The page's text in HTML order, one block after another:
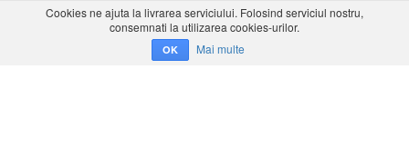
Cookies ne ajuta la livrarea serviciului. Folosind serviciul nostru,
consemnati la utilizarea cookies-urilor.
OK Mai multe